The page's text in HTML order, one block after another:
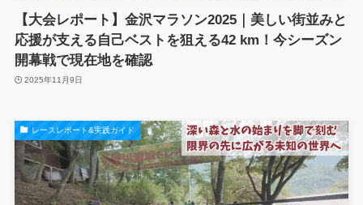
【大会レポート】金沢マラソン2025｜美しい街並みと
応援が支える自己ベストを狙える42 km！今シーズン
開幕戦で現在地を確認
2025年11月9日
レースレポート&実践ガイド